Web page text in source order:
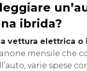
ibrida?
vettura elettrica o
mensile che
varie spese